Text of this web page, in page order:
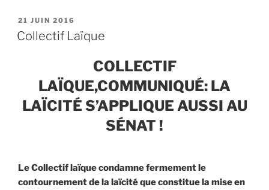
PUBLIÉ
LE
21 JUIN 2016
Collectif Laïque
COLLECTIF
LAÏQUE,COMMUNIQUÉ: LA
LAÏCITÉ S’APPLIQUE AUSSI AU
SÉNAT !
Le Collectif laïque condamne fermement le
contournement de la laïcité que constitue la mise en